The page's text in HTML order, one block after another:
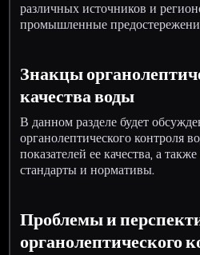
различных источников и
промышленные
Знакцы
качества воды
В данном разделе будет
органолептического контроля
показателей ее качества, а
стандарты и нормативы.
Проблемы и
органолептического